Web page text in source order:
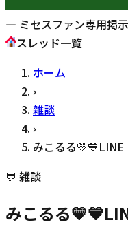
— ミセスファン専用掲
スレッド一覧
ホーム
›
雑談
›
みこるる💛💙LINE
💬 雑談
みこるる